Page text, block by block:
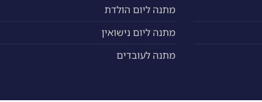
מתנה ליום הולדת
מתנה ליום נישואין
מתנה לעובדים